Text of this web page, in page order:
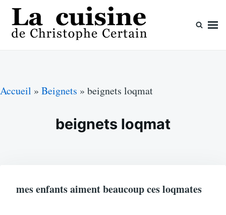
Skip
content
Search
for:
Accueil » Beignets » beignets loqmat
beignets loqmat
mes enfants aiment beaucoup ces loqmates